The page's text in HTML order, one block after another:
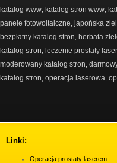
katalog www katalog stron www
panele fotowoltaiczne japońska
bezpłatny katalog stron herbata
katalog stron leczenie prostaty
moderowany katalog stron
katalog stron operacja laserowa
Linki:
Operacja prostaty laserem